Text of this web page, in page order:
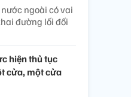
ngoài có vai
đường lối đối
hiện thủ tục
cửa, một cửa